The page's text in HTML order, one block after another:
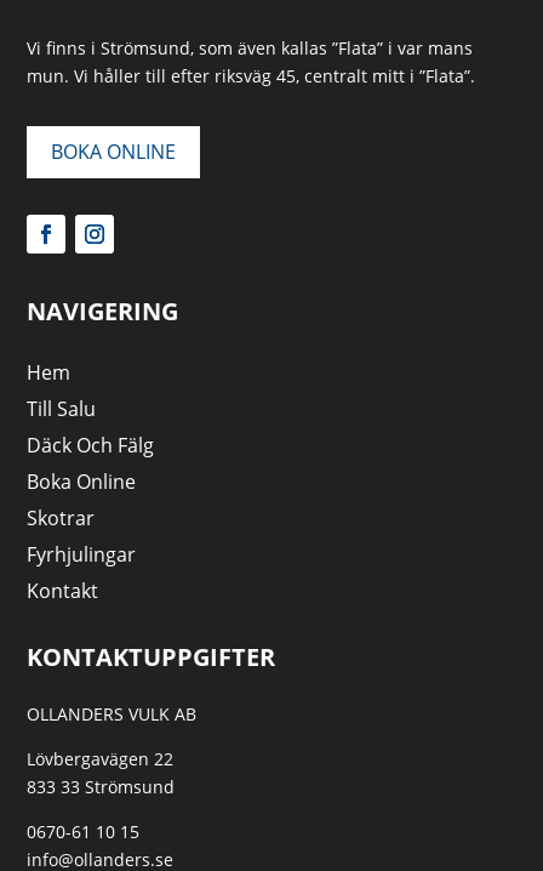
Vi finns i Strömsund, som även kallas ”Flata” i var mans
mun. Vi håller till efter riksväg 45, centralt mitt i ”Flata”.
BOKA ONLINE
NAVIGERING
Hem
Till Salu
Däck Och Fälg
Boka Online
Skotrar
Fyrhjulingar
Kontakt
KONTAKTUPPGIFTER
OLLANDERS VULK AB
Lövbergavägen 22
833 33 Strömsund
0670-61 10 15
info@ollanders.se